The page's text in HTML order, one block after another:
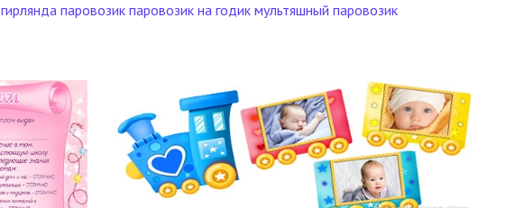
гирлянда паровозик паровозик на годик мультяшный паровозик